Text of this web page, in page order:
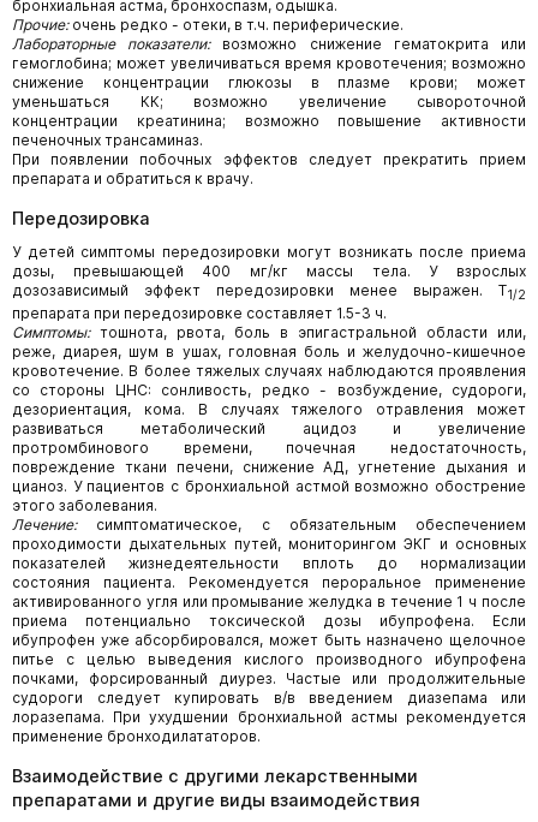
бронхиальная астма, бронхоспазм, одышка.
Прочие:очень редко - отеки, в т.ч. периферические.
Лабораторные показатели: возможно снижение гематокрита или
гемоглобина; может увеличиваться время кровотечения; возможно
снижение концентрации глюкозы в плазме крови; может
уменьшаться КК; возможно увеличение сывороточной
концентрации креатинина; возможно повышение активности
печеночных трансаминаз.
При появлении побочных эффектов следует прекратить прием
препарата и обратиться к врачу.
Передозировка
У детей симптомы передозировки могут возникать после приема
дозы, превышающей 400 мг/кг массы тела. У взрослых
дозозависимый эффект передозировки менее выражен. T1/2
препарата при передозировке составляет 1.5-3 ч.
Симптомы: тошнота, рвота, боль в эпигастральной области или,
реже, диарея, шум в ушах, головная боль и желудочно-кишечное
кровотечение. В более тяжелых случаях наблюдаются проявления
со стороны ЦНС: сонливость, редко - возбуждение, судороги,
дезориентация, кома. В случаях тяжелого отравления может
развиваться метаболический ацидоз и увеличение
протромбинового времени, почечная недостаточность,
повреждение ткани печени, снижение АД, угнетение дыхания и
цианоз. У пациентов с бронхиальной астмой возможно обострение
этого заболевания.
Лечение:симптоматическое, с обязательным обеспечением
проходимости дыхательных путей, мониторингом ЭКГ и основных
показателей жизнедеятельности вплоть до нормализации
состояния пациента. Рекомендуется пероральное применение
активированного угля или промывание желудка в течение 1 ч после
приема потенциально токсической дозы ибупрофена. Если
ибупрофен уже абсорбировался, может быть назначено щелочное
питье с целью выведения кислого производного ибупрофена
почками, форсированный диурез. Частые или продолжительные
судороги следует купировать в/в введением диазепама или
лоразепама. При ухудшении бронхиальной астмы рекомендуется
применение бронходилататоров.
Взаимодействие с другими лекарственными
препаратами и другие виды взаимодействия